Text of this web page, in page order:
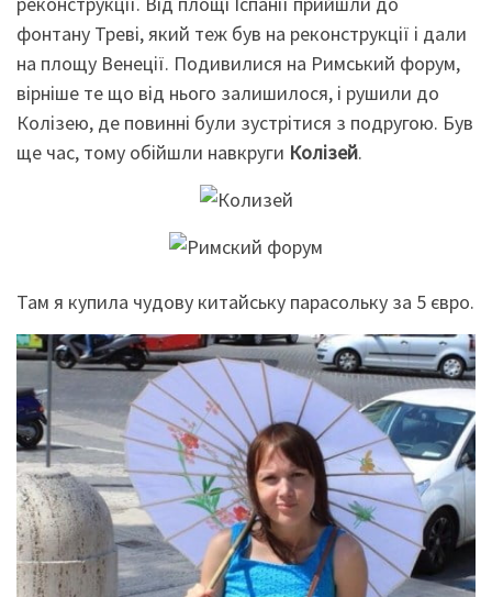
фонтану Треві, який теж був на реконструкції і дали
на площу Венеції. Подивилися на Римський форум,
вірніше те що від нього залишилося, і рушили до
Колізею, де повинні були зустрітися з подругою. Був
ще час, тому обійшли навкруги Колізей.
Там я купила чудову китайську парасольку за 5 євро.